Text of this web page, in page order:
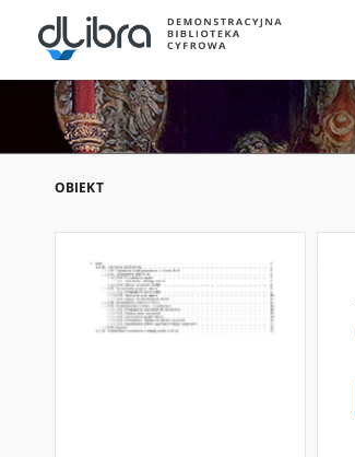
OBIEKT